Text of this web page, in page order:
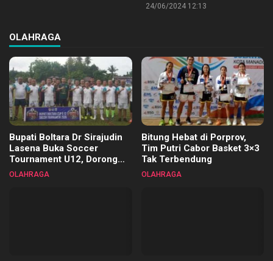
24/06/2024 12:13
OLAHRAGA
Bupati Boltara Dr Sirajudin
Lasena Buka Soccer
Tournament U12, Dorong
Pembinaan Merata di Setiap
OLAHRAGA
Bitung Hebat di Porprov,
Tim Putri Cabor Basket 3×3
Tak Terbendung
OLAHRAGA